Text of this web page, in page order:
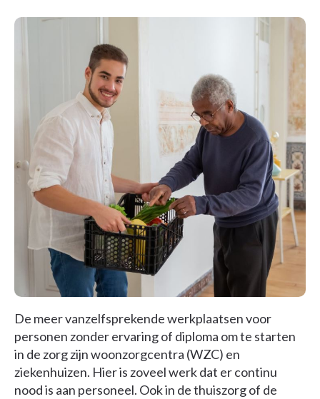
De meer vanzelfsprekende werkplaatsen voor
personen zonder ervaring of diploma om te starten
in de zorg zijn woonzorgcentra (WZC) en
ziekenhuizen. Hier is zoveel werk dat er continu
nood is aan personeel. Ook in de thuiszorg of de